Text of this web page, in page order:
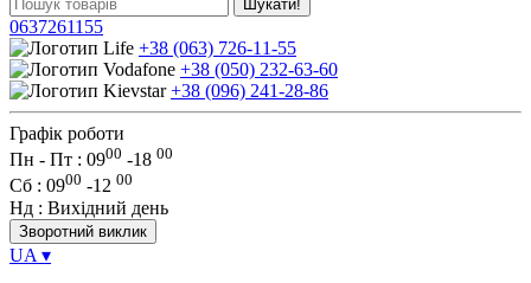
Шукати!
0637261155
+38 (063) 726-11-55
+38 (050) 232-63-60
+38 (096) 241-28-86
Графік роботи
Пн - Пт : 0900 -18 00
Сб : 0900 -12 00
Нд : Вихідний день
Зворотний виклик
UA ▾